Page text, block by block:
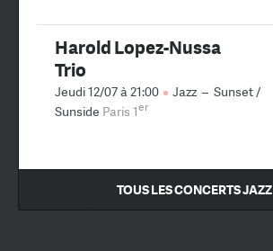
Harold Lopez-Nussa
Trio
Jeudi 12/07 à 21:00 Jazz – Sunset /
Sunside Paris 1er
TOUS LES CONCERTS JAZZ